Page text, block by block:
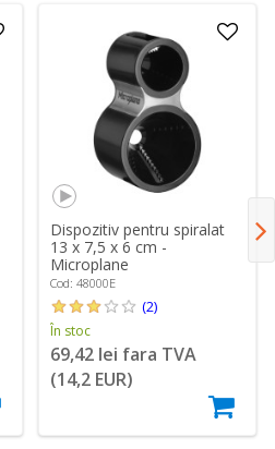
Dispozitiv pentru spiralat
13 x 7,5 x 6 cm -
Microplane
Cod: 48000E
(2)
În stoc
69,42 lei fara TVA
(14,2 EUR)